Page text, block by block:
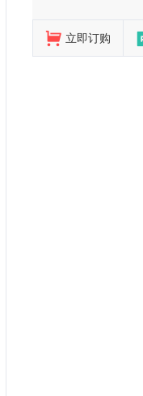
立即订购